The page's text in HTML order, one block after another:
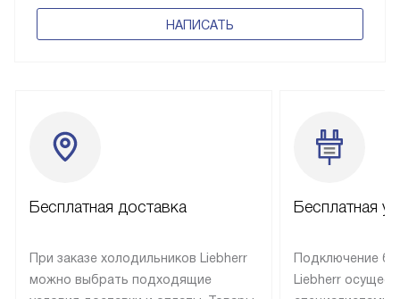
НАПИСАТЬ
Бесплатная доставка
При заказе холодильников Liebherr
можно выбрать подходящие
Бесплатная
Подключение
Liebherr